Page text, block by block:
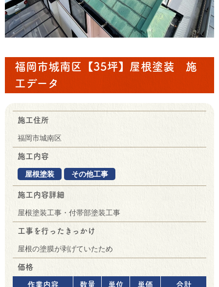
福岡市城南区【35坪】屋根塗装 施
工データ
施工住所
福岡市城南区
施工内容
屋根塗装 その他工事
施工内容詳細
屋根塗装工事・付帯部塗装工事
工事を行ったきっかけ
屋根の塗膜が剥げていたため
価格
作業内容 数量 単位 単価 合計